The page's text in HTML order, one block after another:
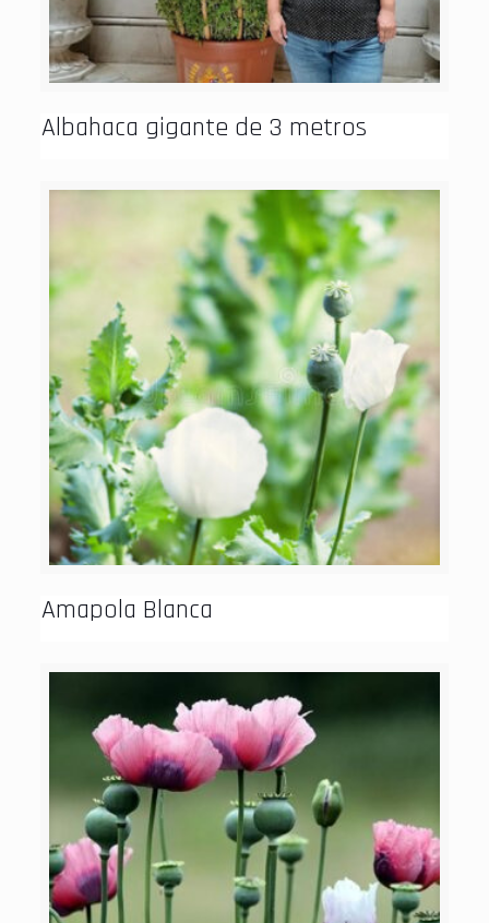
Albahaca gigante de 3 metros
Amapola Blanca